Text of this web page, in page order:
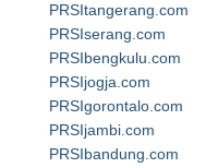
PRSItangerang.com
PRSIserang.com
PRSIbengkulu.com
PRSIjogja.com
PRSIgorontalo.com
PRSIjambi.com
PRSIbandung.com